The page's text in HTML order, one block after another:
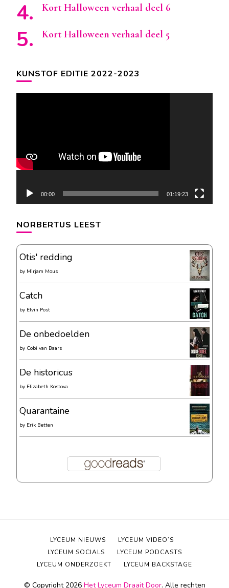
Kort Halloween verhaal deel 6
Kort Halloween verhaal deel 5
KUNSTOF EDITIE 2022-2023
00:00 01:19:23
NORBERTUS LEEST
Otis' redding
by Mirjam Mous
Catch
by Elvin Post
De onbedoelden
by Cobi van Baars
De historicus
by Elizabeth Kostova
Quarantaine
by Erik Betten
© Copyright 2026 Het Lyceum Draait Door. Alle rechten
LYCEUM NIEUWS
LYCEUM VIDEO’S
LYCEUM SOCIALS
LYCEUM PODCASTS
LYCEUM ONDERZOEKT
LYCEUM BACKSTAGE